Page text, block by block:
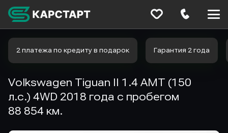
2 платежа по кредиту в подарок Гарантия 2 года
Volkswagen Tiguan II 1.4 AMT (150
л.с.) 4WD 2018 года с пробегом
88 854 км.